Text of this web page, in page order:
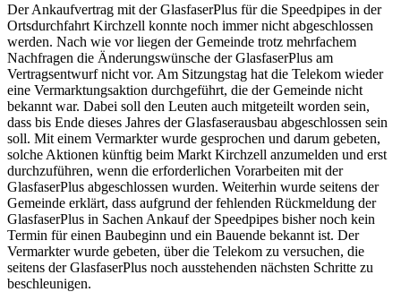
Der Ankaufvertrag mit der GlasfaserPlus für die Speedpipes in der
Ortsdurchfahrt Kirchzell konnte noch immer nicht abgeschlossen
werden. Nach wie vor liegen der Gemeinde trotz mehrfachem
Nachfragen die Änderungswünsche der GlasfaserPlus am
Vertragsentwurf nicht vor. Am Sitzungstag hat die Telekom wieder
eine Vermarktungsaktion durchgeführt, die der Gemeinde nicht
bekannt war. Dabei soll den Leuten auch mitgeteilt worden sein,
dass bis Ende dieses Jahres der Glasfaserausbau abgeschlossen sein
soll. Mit einem Vermarkter wurde gesprochen und darum gebeten,
solche Aktionen künftig beim Markt Kirchzell anzumelden und erst
durchzuführen, wenn die erforderlichen Vorarbeiten mit der
GlasfaserPlus abgeschlossen wurden. Weiterhin wurde seitens der
Gemeinde erklärt, dass aufgrund der fehlenden Rückmeldung der
GlasfaserPlus in Sachen Ankauf der Speedpipes bisher noch kein
Termin für einen Baubeginn und ein Bauende bekannt ist. Der
Vermarkter wurde gebeten, über die Telekom zu versuchen, die
seitens der GlasfaserPlus noch ausstehenden nächsten Schritte zu
beschleunigen.